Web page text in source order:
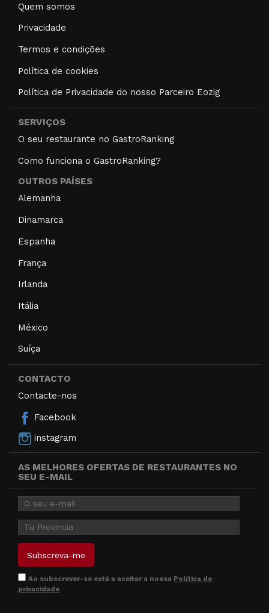
Quem somos
Privacidade
Termos e condições
Política de cookies
Política de Privacidade do nosso Parceiro Eozig
SERVIÇOS
O seu restaurante no GastroRanking
Como funciona o GastroRanking?
OUTROS PAÍSES
Alemanha
Dinamarca
Espanha
França
Irlanda
Itália
México
Suíça
CONTACTO
Contacte-nos
Facebook
instagram
AS MELHORES OFERTAS DE RESTAURANTES NO
SEU E-MAIL
Ao subscrever-se está a aceitar a nossa Política de
privacidade